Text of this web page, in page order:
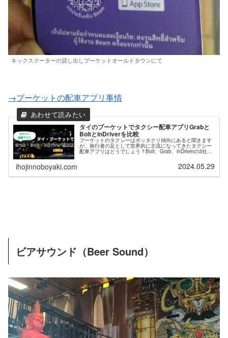
キックスクーターの貸し出しプーケットオールドタウンにて
→プーケットの配車アプリ事情
タイのプーケットでタクシー配車アプリGrabと
BoltとinDriverを比較
プーケットのタクシーはボッタクリ傾向にあると聞きます
が、旅行者の足として世界的に主流になってきたタクシー
配車アプリはどうでしょう？Bolt、Grab、inDriverの3社を
ihojinnoboyaki.com 2024.05.29
ビアサウンド（Beer Sound）